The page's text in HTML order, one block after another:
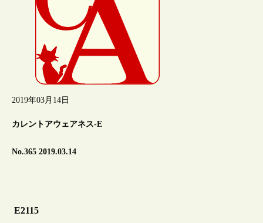
2019年03月14日
カレントアウェアネス-E
No.365 2019.03.14
E2115